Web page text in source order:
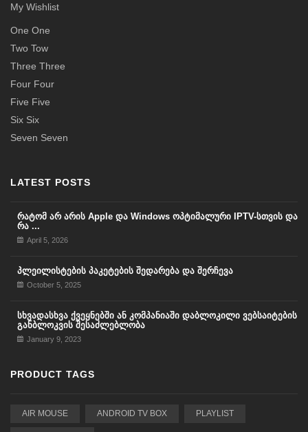
My Wishlist
One One
Two Tow
Three Three
Four Four
Five Five
Six Six
Seven Seven
LATEST POSTS
რატომ არ არის Apple და Windows ოპტიმალური IPTV-სთვის და
რა ...
April 5, 2026
პლეილისტების პაკეტების შედარება და შერჩევა
October 5, 2025
სხვადასხვა ქვეყნებში ან კომპანიაში დაბლოკილი ვებსაიტების
განბლოკვის შესაძლებლობა
January 9, 2023
PRODUCT TAGS
AIR MOUSE ANDROID TV BOX PLAYLIST